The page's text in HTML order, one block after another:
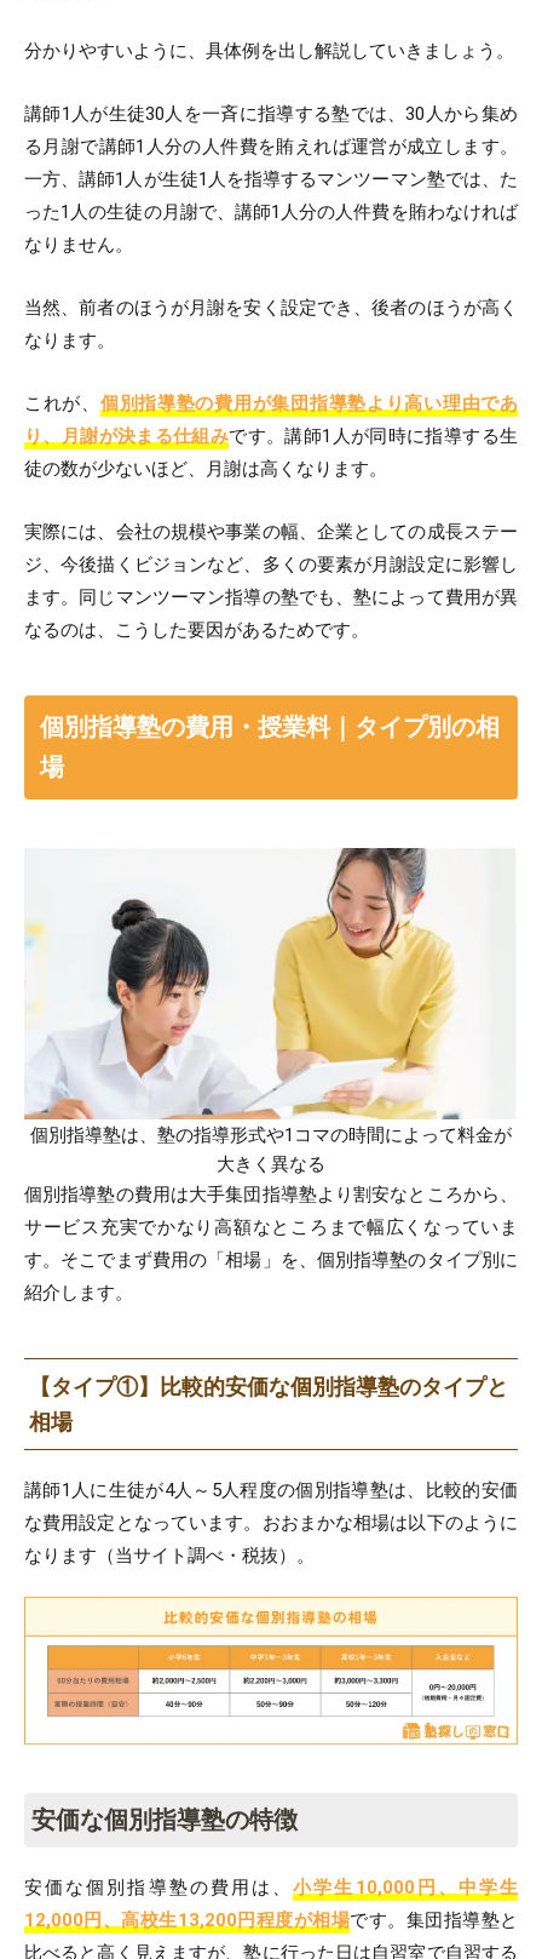
分かりやすいように、具体例を出し解説していきましょう。
講師1人が生徒30人を一斉に指導する塾では、30人から集め
る月謝で講師1人分の人件費を賄えれば運営が成立します。
一方、講師1人が生徒1人を指導するマンツーマン塾では、た
った1人の生徒の月謝で、講師1人分の人件費を賄わなければ
なりません。
当然、前者のほうが月謝を安く設定でき、後者のほうが高く
なります。
これが、 個別指導塾の費用が集団指導塾より高い理由であ
り、月謝が決まる仕組みです。講師1人が同時に指導する生
徒の数が少ないほど、月謝は高くなります。
実際には、会社の規模や事業の幅、企業としての成長ステー
ジ、今後描くビジョンなど、多くの要素が月謝設定に影響し
ます。同じマンツーマン指導の塾でも、塾によって費用が異
なるのは、こうした要因があるためです。
個別指導塾の費用・授業料｜タイプ別の相
場
個別指導塾は、塾の指導形式や1コマの時間によって料金が
大きく異なる
個別指導塾の費用は大手集団指導塾より割安なところから、
サービス充実でかなり高額なところまで幅広くなっていま
す。そこでまず費用の「相場」を、個別指導塾のタイプ別に
紹介します。
【タイプ①】比較的安価な個別指導塾のタイプと
相場
講師1人に生徒が4人～5人程度の個別指導塾は、比較的安価
な費用設定となっています。おおまかな相場は以下のように
なります（当サイト調べ・税抜）。
安価な個別指導塾の特徴
安価な個別指導塾の費用は、小学生10,000円、中学生
12,000円、高校生13,200円程度が相場です。集団指導塾と
比べると高く見えますが、塾に行った日は自習室で自習する